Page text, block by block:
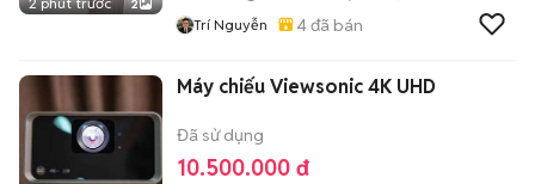
2
Trí Nguyễn 4đã bán
Máy chiếu Viewsonic 4K UHD
Đã sử dụng
10.500.000 đ